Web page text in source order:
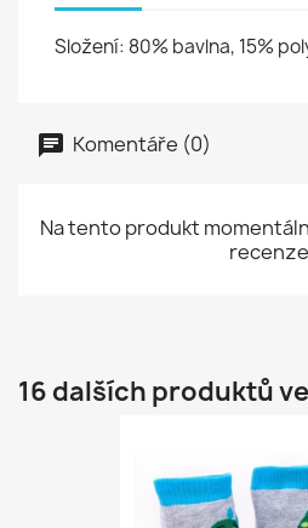
Složení: 80% bavlna, 15%
Komentáře (0)
Na tento produkt
16 dalších produktů